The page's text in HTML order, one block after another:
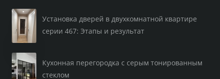
Установка дверей в двухкомнатной квартире
серии 467: Этапы и результат
Кухонная перегородка с серым тонированным
стеклом